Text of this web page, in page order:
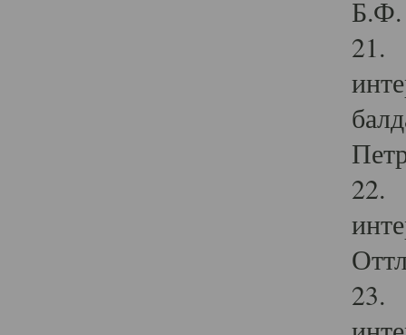
Б.Ф.
21.
22.
23.